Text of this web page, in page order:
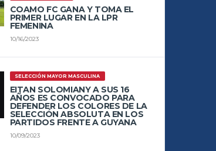
COAMO FC GANA Y TOMA EL
PRIMER LUGAR EN LA LPR
FEMENINA
10/16/2023
SELECCIÓN MAYOR MASCULINA
EITAN SOLOMIANY A SUS 16
AÑOS ES CONVOCADO PARA
DEFENDER LOS COLORES DE LA
SELECCIÓN ABSOLUTA EN LOS
PARTIDOS FRENTE A GUYANA
10/09/2023